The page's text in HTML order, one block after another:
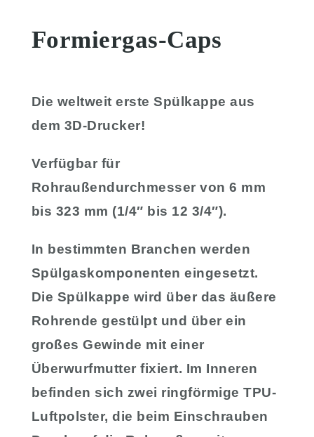
Formiergas-Caps
Die weltweit erste Spülkappe aus
dem 3D-Drucker!
Verfügbar für
Rohraußendurchmesser von 6 mm
bis 323 mm (1/4″ bis 12 3/4″).
In bestimmten Branchen werden
Spülgaskomponenten eingesetzt.
Die Spülkappe wird über das äußere
Rohrende gestülpt und über ein
großes Gewinde mit einer
Überwurfmutter fixiert. Im Inneren
befinden sich zwei ringförmige TPU-
Luftpolster, die beim Einschrauben